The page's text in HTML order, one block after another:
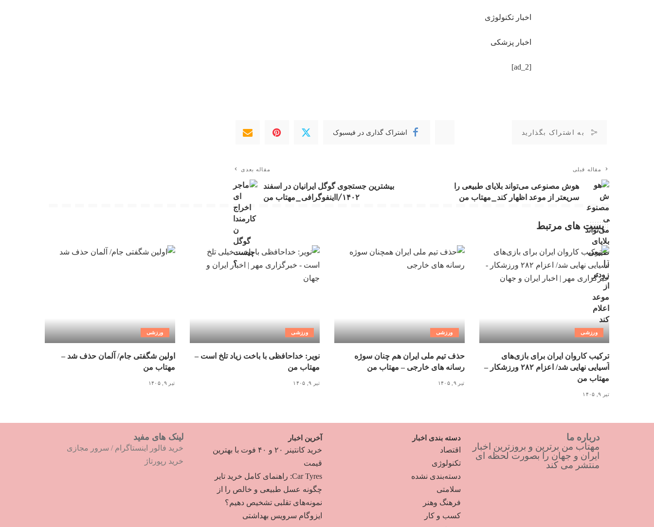
اخبار تکنولوژی
اخبار پزشکی
[ad_2]
به اشتراک بگذارید اشتراک گذاری در فیسبوک
مقاله قبلی
هوش مصنوعی می‌تواند بلایای طبیعی را
سریعتر از موعد اظهار کند_مهتاب من
مقاله بعدی
بیشترین جستجوی گوگل ایرانیان در اسفند
۱۴۰۲/ااینفوگرافی_مهتاب من
پست های مرتبط
ورزشی
ترکیب کاروان ایران برای بازی‌های
آسیایی نهایی شد/ اعزام ۲۸۲ ورزشکار –
مهتاب من
تیر ۹, ۱۴۰۵
ورزشی
حذف تیم ملی ایران هم چنان سوژه
رسانه های خارجی – مهتاب من
تیر ۹, ۱۴۰۵
ورزشی
نویر: خداحافظی با باخت زیاد تلخ است –
مهتاب من
تیر ۹, ۱۴۰۵
ورزشی
اولین شگفتی جام/ آلمان حذف شد –
مهتاب من
تیر ۹, ۱۴۰۵
درباره ما
مهتاب من برترین و بروزترین اخبار
ایران و جهان را بصورت لحظه ای
منتشر می کند
دسته بندی اخبار
اقتصاد
تکنولوژی
دسته‌بندی نشده
سلامتی
فرهنگ وهنر
کسب و کار
آخرین اخبار
خرید کانتینر ۲۰ و ۴۰ فوت با بهترین
قیمت
Car Tyres: راهنمای کامل خرید تایر
چگونه عسل طبیعی و خالص را از
نمونه‌های تقلبی تشخیص دهیم؟
ایزوگام سرویس بهداشتی
لینک های مفید
خرید فالور اینستاگرام / سرور مجازی
خرید رپورتاژ